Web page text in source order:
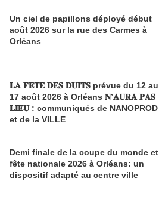
Un ciel de papillons déployé début
août 2026 sur la rue des Carmes à
Orléans
𝐋𝐀 𝐅𝐄𝐓𝐄 𝐃𝐄𝐒 𝐃𝐔𝐈𝐓𝐒 prévue du 12 au
17 août 2026 à Orléans 𝐍’𝐀𝐔𝐑𝐀 𝐏𝐀𝐒
𝐋𝐈𝐄𝐔 : communiqués de NANOPROD
et de la VILLE
Demi finale de la coupe du monde et
fête nationale 2026 à Orléans: un
dispositif adapté au centre ville